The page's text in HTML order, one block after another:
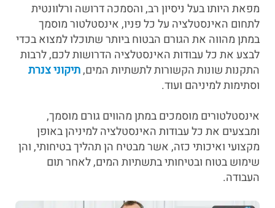
מפאת היותו בעל ניסיון רב, והסמכה דרושה ורלוונטית
לתחום האינסטלציה על כל פניו, אינסטלטור מוסמך
במתן מהווה את הגורם הבטוח ביותר שתוכלו למצוא בכדי
לבצע את כל עבודות האינסטלציה הדרושות לכם, לרבות
התקנות שונות הקשורות לתשתיות המים,תיקוני צנרת
וסתימות למיניהם ועוד.
אינסטלטורים מוסמכים במתן מהווים גורם מוסמך,
ומבצעים את כל עבודות האינסטלציה למיניהן באופן
מקצועי ואיכותי כזה, אשר מבטיח הן תהליך בטיחותי, והן
שימוש בטוח ובטיחותי בתשתיות המים, לאחר תום
העבודה.